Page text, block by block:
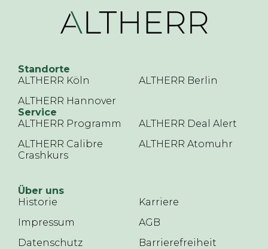
Standorte
ALTHERR Köln
ALTHERR Berlin
ALTHERR Hannover
Service
ALTHERR Programm
ALTHERR Deal Alert
ALTHERR Calibre
Crashkurs
ALTHERR Atomuhr
Über uns
Historie
Karriere
Impressum
AGB
Datenschutz
Barrierefreiheit